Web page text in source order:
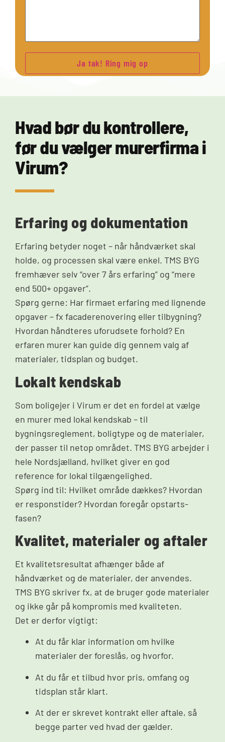
Hvad bør du kontrollere,
før du vælger murerfirma i
Virum?
Erfaring og dokumentation
Erfaring betyder noget – når håndværket skal
holde, og processen skal være enkel. TMS BYG
fremhæver selv “over 7 års erfaring” og “mere
end 500+ opgaver”.
Spørg gerne: Har firmaet erfaring med lignende
opgaver – fx facaderenovering eller tilbygning?
Hvordan håndteres uforudsete forhold? En
erfaren murer kan guide dig gennem valg af
materialer, tidsplan og budget.
Lokalt kendskab
Som boligejer i Virum er det en fordel at vælge
en murer med lokal kendskab – til
bygningsreglement, boligtype og de materialer,
der passer til netop området. TMS BYG arbejder i
hele Nordsjælland, hvilket giver en god
reference for lokal tilgængelighed.
Spørg ind til: Hvilket område dækkes? Hvordan
er responstider? Hvordan foregår opstarts­
fasen?
Kvalitet, materialer og aftaler
Et kvalitetsresultat afhænger både af
håndværket og de materialer, der anvendes.
TMS BYG skriver fx, at de bruger gode materialer
og ikke går på kompromis med kvaliteten.
Det er derfor vigtigt:
At du får klar information om hvilke
materialer der foreslås, og hvorfor.
At du får et tilbud hvor pris, omfang og
tidsplan står klart.
At der er skrevet kontrakt eller aftale, så
begge parter ved hvad der gælder.